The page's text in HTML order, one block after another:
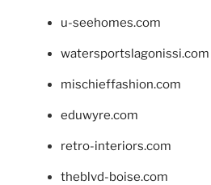
u-seehomes.com
watersportslagonissi.com
mischieffashion.com
eduwyre.com
retro-interiors.com
theblvd-boise.com